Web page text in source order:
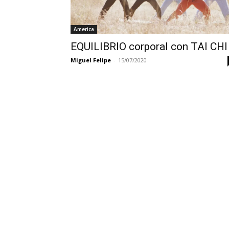
America
EQUILIBRIO corporal con TAI CHI
Miguel Felipe - 15/07/2020